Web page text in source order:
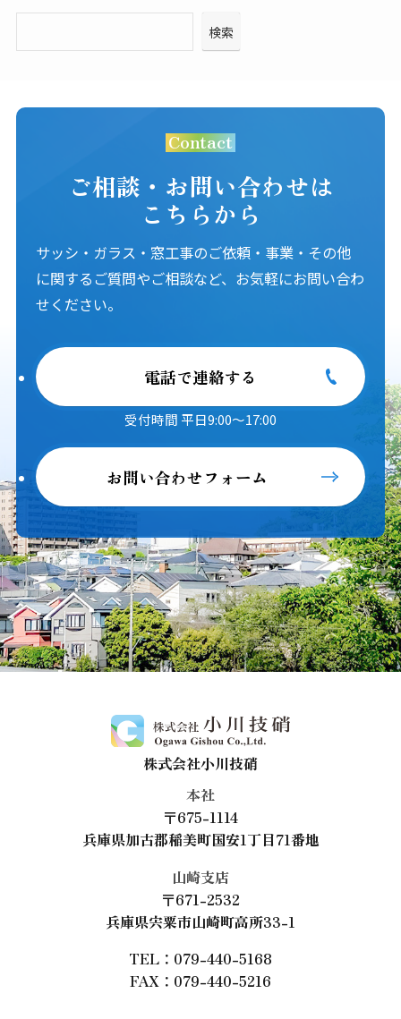
検索
Contact
ご相談・お問い合わせは
こちらから
サッシ・ガラス・窓工事のご依頼・事業・その他
に関するご質問やご相談など、お気軽にお問い合わ
せください。
電話で連絡する
受付時間 平日9:00～17:00
お問い合わせフォーム
株式会社小川技硝
本社
〒675-1114
兵庫県加古郡稲美町国安1丁目71番地
山崎支店
〒671-2532
兵庫県宍粟市山崎町高所33-1
TEL：079-440-5168
FAX：079-440-5216